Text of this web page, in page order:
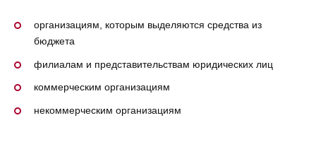
организациям, которым выделяются средства из
бюджета
филиалам и представительствам юридических лиц
коммерческим организациям
некоммерческим организациям